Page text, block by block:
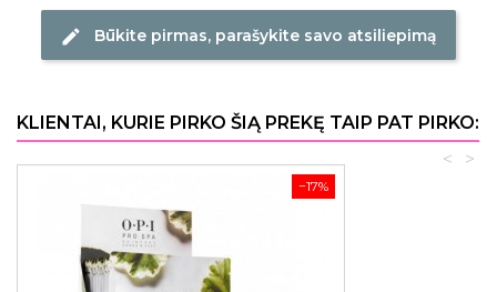
edit Būkite pirmas, parašykite savo atsiliepimą
KLIENTAI, KURIE PIRKO ŠIĄ PREKĘ TAIP PAT PIRKO:
>
<
−17%